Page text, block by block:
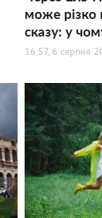
може різко
сказу: у
16:57, 6 серпня